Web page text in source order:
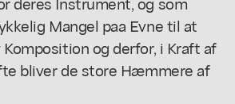
Mangel paa Evne til at
og derfor, i Kraft af
bliver de store Hæmmere af